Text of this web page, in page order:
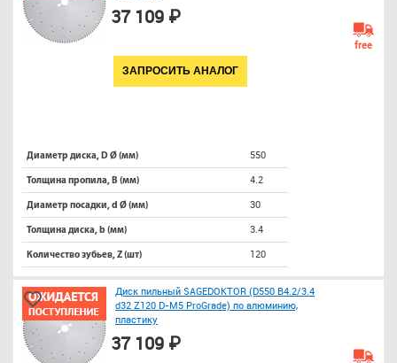
37 109 ₽
ЗАПРОСИТЬ АНАЛОГ
free
Диаметр диска, D Ø (мм) 550
Толщина пропила, B (мм) 4.2
Диаметр посадки, d Ø (мм) 30
Толщина диска, b (мм) 3.4
Количество зубьев, Z (шт) 120
Диск пильный SAGEDOKTOR (D550 B4.2/3.4
d32 Z120 D-M5 ProGrade) по алюминию,
пластику
37 109 ₽